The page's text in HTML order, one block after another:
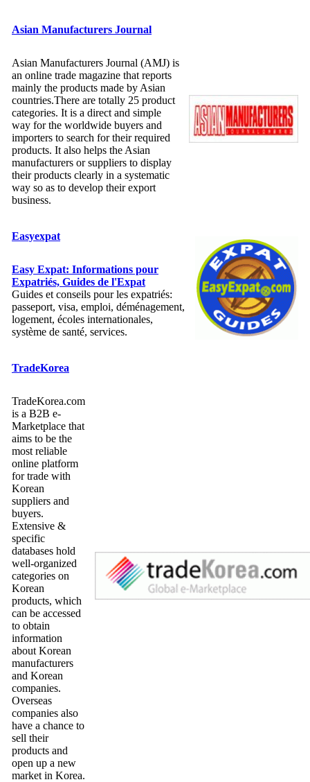
Asian Manufacturers Journal
Asian Manufacturers Journal (AMJ) is
an online trade magazine that reports
mainly the products made by Asian
countries.There are totally 25 product
categories. It is a direct and simple
way for the worldwide buyers and
importers to search for their required
products. It also helps the Asian
manufacturers or suppliers to display
their products clearly in a systematic
way so as to develop their export
business.
Easyexpat
Easy Expat: Informations pour
Expatriés, Guides de l'Expat
Guides et conseils pour les expatriés:
passeport, visa, emploi, déménagement,
logement, écoles internationales,
système de santé, services.
TradeKorea
TradeKorea.com
is a B2B e-
Marketplace that
aims to be the
most reliable
online platform
for trade with
Korean
suppliers and
buyers.
Extensive &
specific
databases hold
well-organized
categories on
Korean
products, which
can be accessed
to obtain
information
about Korean
manufacturers
and Korean
companies.
Overseas
companies also
have a chance to
sell their
products and
open up a new
market in Korea.